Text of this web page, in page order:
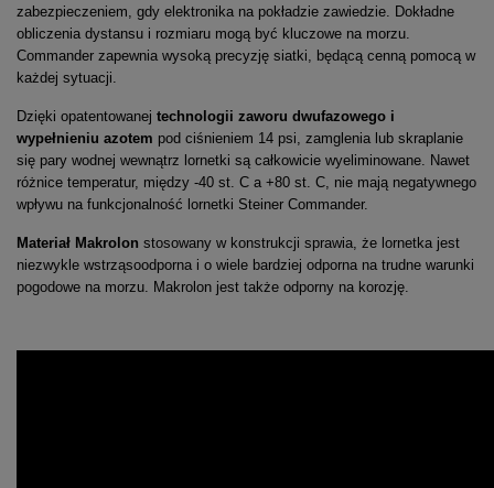
zabezpieczeniem, gdy elektronika na pokładzie zawiedzie. Dokładne
obliczenia dystansu i rozmiaru mogą być kluczowe na morzu.
Commander zapewnia wysoką precyzję siatki, będącą cenną pomocą w
każdej sytuacji.
Dzięki opatentowanej technologii zaworu dwufazowego i
wypełnieniu azotem pod ciśnieniem 14 psi, zamglenia lub skraplanie
się pary wodnej wewnątrz lornetki są całkowicie wyeliminowane. Nawet
różnice temperatur, między -40 st. C a +80 st. C, nie mają negatywnego
wpływu na funkcjonalność lornetki Steiner Commander.
Materiał Makrolon stosowany w konstrukcji sprawia, że lornetka jest
niezwykle wstrząsoodporna i o wiele bardziej odporna na trudne warunki
pogodowe na morzu. Makrolon jest także odporny na korozję.